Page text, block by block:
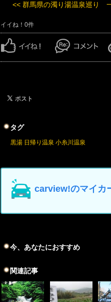
<< 群馬県の濁り湯温泉巡り
イイね！0件
タグ
黒湯 日帰り温泉 小糸川温泉
carview!のマイカ
今、あなたにおすすめ
関連記事